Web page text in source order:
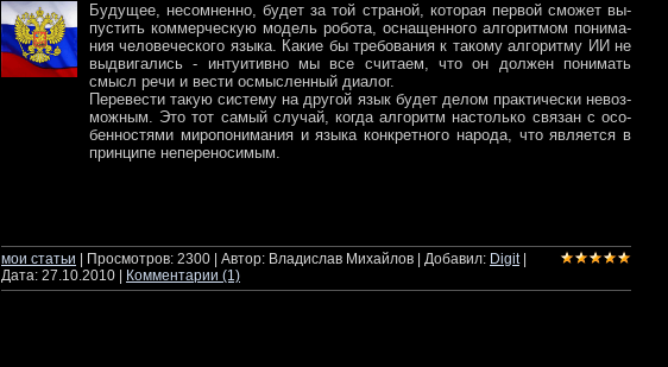
Бу­ду­щее, не­со­мнен­но, бу­дет за той стра­ной, ко­то­рая пер­вой смо­жет вы­
пу­стить ком­мер­че­скую мо­дель ро­бо­та, осна­щен­но­го ал­го­рит­мом по­ни­ма­
ния че­ло­ве­че­ско­го язы­ка. Ка­кие бы тре­бо­ва­ния к та­ко­му ал­го­рит­му ИИ не
вы­дви­га­лись - ин­ту­и­тив­но мы все счи­та­ем, что он дол­жен по­ни­мать
смысл ре­чи и ве­сти осмыс­лен­ный диа­лог.
Пе­ре­ве­сти та­кую си­сте­му на дру­гой язык бу­дет де­лом прак­ти­че­ски не­воз­
мож­ным. Это тот са­мый слу­чай, ко­гда ал­го­ритм на­столь­ко свя­зан с осо­
бен­но­стя­ми ми­ро­по­ни­ма­ния и язы­ка кон­крет­но­го на­ро­да, что яв­ля­ет­ся в
прин­ци­пе не­пе­ре­но­си­мым.
мои статьи | Просмотров: 2300 | Автор: Владислав Михайлов | Добавил: Digit|
Дата: 27.10.2010 Комментарии (1)